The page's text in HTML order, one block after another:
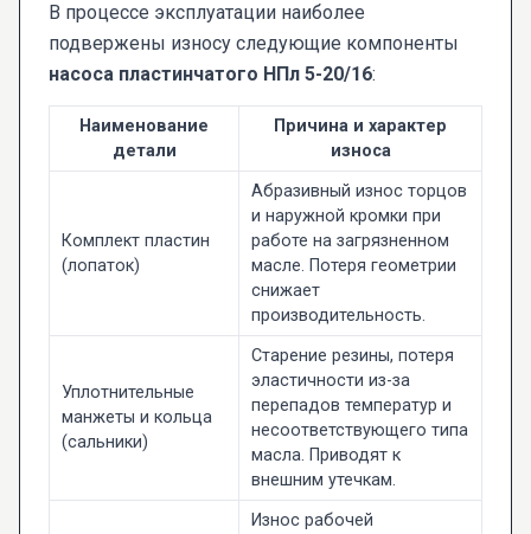
В процессе эксплуатации наиболее
подвержены износу следующие компоненты
насоса пластинчатого НПл 5-20/16:
Наименование
детали
Причина и характер
износа
Комплект пластин
(лопаток)
Абразивный износ торцов
и наружной кромки при
работе на загрязненном
масле. Потеря геометрии
снижает
производительность.
Уплотнительные
манжеты и кольца
(сальники)
Старение резины, потеря
эластичности из-за
перепадов температур и
несоответствующего типа
масла. Приводят к
внешним утечкам.
Износ рабочей